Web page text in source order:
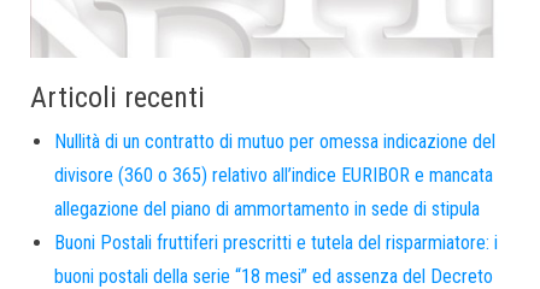
Articoli recenti
Nullità di un contratto di mutuo per omessa indicazione del
divisore (360 o 365) relativo all’indice EURIBOR e mancata
allegazione del piano di ammortamento in sede di stipula
Buoni Postali fruttiferi prescritti e tutela del risparmiatore: i
buoni postali della serie “18 mesi” ed assenza del Decreto